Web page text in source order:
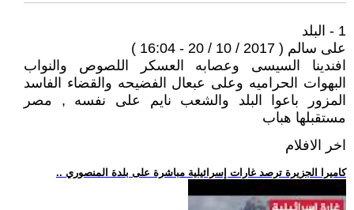
1 - البلد
على سالم ( 2017 / 10 / 20 - 16:04 )
افندينا السيسى وعصابه العسكر اللصوص والنواب
البهوات الحراميه وعلى عبعال الفضيحه والقضاء الفاسد
المزور باعوا البلد والشعب نايم على نفسه , مصر
مستقبلها هباب
اخر الافلام
.. كاميرا الجزيرة ترصد غارات إسرائيلية مباشرة على بلدة المنصوري